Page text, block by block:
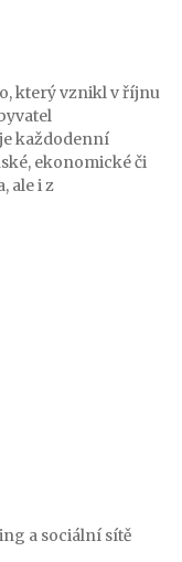
který vznikl v říjnu
každodenní
ekonomické či
ale i z
a sociální sítě